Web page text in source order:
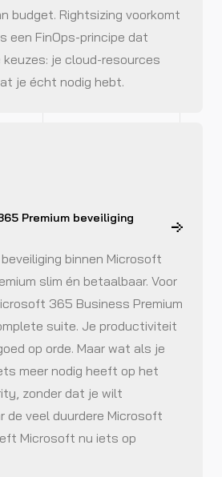
budget. Rightsizing voorkomt
een FinOps-principe dat
keuzes: je cloud-resources
je écht nodig hebt.
Premium beveiliging
binnen Microsoft
slim én betaalbaar. Voor
365 Business Premium
suite. Je productiviteit
op orde. Maar wat als je
meer nodig heeft op het
zonder dat je wilt
de veel duurdere Microsoft
Microsoft nu iets op